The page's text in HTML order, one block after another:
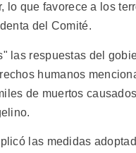
lo que favorece a los
del Comité.
las respuestas del
humanos
de muertos
las medidas